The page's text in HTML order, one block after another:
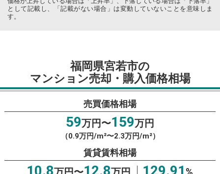
として記載し、「記載がない場合」は変動していないことを意味しま
す。
福岡県宮若市の
マンション売却・購入価格相場
売買価格相場
59万円〜159万円
（0.9万円/m²〜2.3万円/m²）
賃貸賃料相場